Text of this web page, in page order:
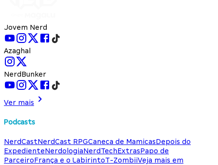
Jovem Nerd
Azaghal
NerdBunker
Ver mais
Podcasts
NerdCastNerdCast RPGCaneca de MamicasDepois do
ExpedienteNerdologiaNerdTechExtrasPapo de
ParceiroFrança e o LabirintoT-ZombiiVeja mais em